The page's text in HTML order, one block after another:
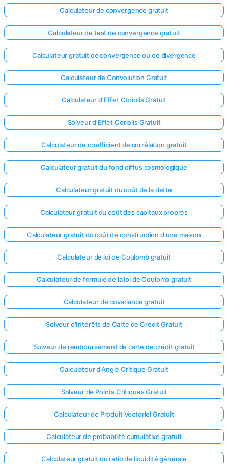
Calculateur de convergence gratuit
Calculateur de test de convergence gratuit
Calculateur gratuit de convergence ou de divergence
Calculateur de Convolution Gratuit
Calculateur d'Effet Coriolis Gratuit
Solveur d'Effet Coriolis Gratuit
Calculateur de coefficient de corrélation gratuit
Calculateur gratuit du fond diffus cosmologique
Calculateur gratuit du coût de la dette
Calculateur gratuit du coût des capitaux propres
Calculateur gratuit du coût de construction d'une maison
Calculateur de loi de Coulomb gratuit
Calculateur de formule de la loi de Coulomb gratuit
Calculateur de covariance gratuit
Solveur d'Intérêts de Carte de Crédit Gratuit
Solveur de remboursement de carte de crédit gratuit
Calculateur d'Angle Critique Gratuit
Solveur de Points Critiques Gratuit
Calculateur de Produit Vectoriel Gratuit
Calculateur de probabilité cumulative gratuit
Calculateur gratuit du ratio de liquidité générale